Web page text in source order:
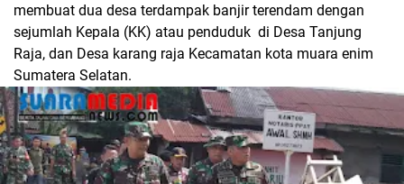
membuat dua desa terdampak banjir terendam dengan
sejumlah Kepala (KK) atau penduduk di Desa Tanjung
Raja, dan Desa karang raja Kecamatan kota muara enim
Sumatera Selatan.